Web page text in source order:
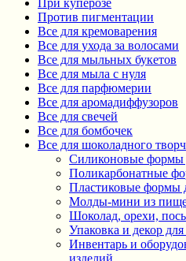
Против пигментации
Все для кремоварения
Все для ухода за волосами
Все для мыльных букетов
Все для мыла с нуля
Все для парфюмерии
Все для аромадиффузоров
Все для свечей
Все для бомбочек
Все для шоколадного
Силиконовые формы
Поликарбонатные
Пластиковые формы
Молды-мини из
Шоколад, орехи,
Упаковка и декор
Инвентарь и
изделий